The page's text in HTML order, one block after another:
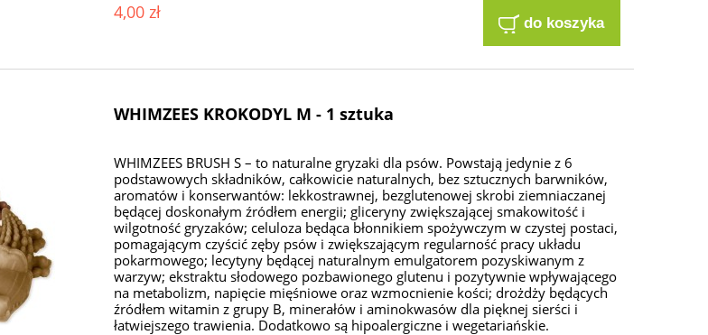
4,00 zł do koszyka
WHIMZEES KROKODYL M - 1 sztuka
WHIMZEES BRUSH S – to naturalne gryzaki dla psów. Powstają jedynie z 6
podstawowych składników, całkowicie naturalnych, bez sztucznych barwników,
aromatów i konserwantów: lekkostrawnej, bezglutenowej skrobi ziemniaczanej
będącej doskonałym źródłem energii; gliceryny zwiększającej smakowitość i
wilgotność gryzaków; celuloza będąca błonnikiem spożywczym w czystej postaci,
pomagającym czyścić zęby psów i zwiększającym regularność pracy układu
pokarmowego; lecytyny będącej naturalnym emulgatorem pozyskiwanym z
warzyw; ekstraktu słodowego pozbawionego glutenu i pozytywnie wpływającego
na metabolizm, napięcie mięśniowe oraz wzmocnienie kości; drożdży będących
źródłem witamin z grupy B, minerałów i aminokwasów dla pięknej sierści i
łatwiejszego trawienia. Dodatkowo są hipoalergiczne i wegetariańskie.